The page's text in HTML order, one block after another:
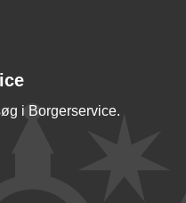
i Borgerservice.